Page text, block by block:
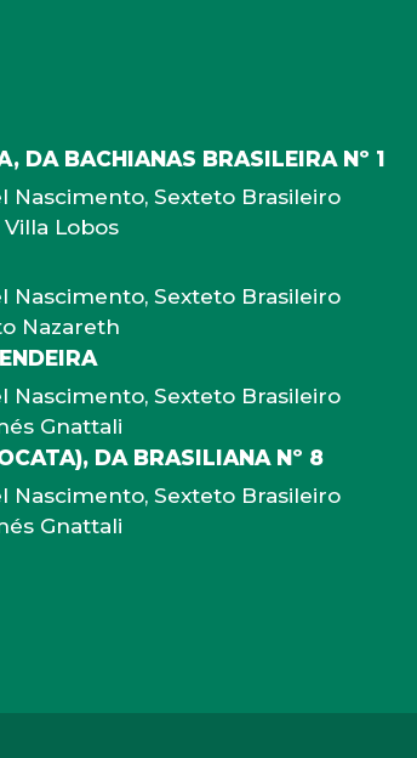
DA BACHIANAS BRASILEIRA Nº 1
Nascimento, Sexteto Brasileiro
Lobos
Nascimento, Sexteto Brasileiro
Nazareth
Nascimento, Sexteto Brasileiro
Gnattali
DA BRASILIANA Nº 8
Nascimento, Sexteto Brasileiro
Gnattali